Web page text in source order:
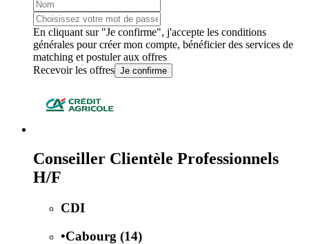
En cliquant sur "Je confirme", j'accepte les conditions
générales pour créer mon compte, bénéficier des services de
matching et postuler aux offres
Recevoir les offres Je confirme
Conseiller Clientèle Professionnels
H/F
CDI
•Cabourg (14)